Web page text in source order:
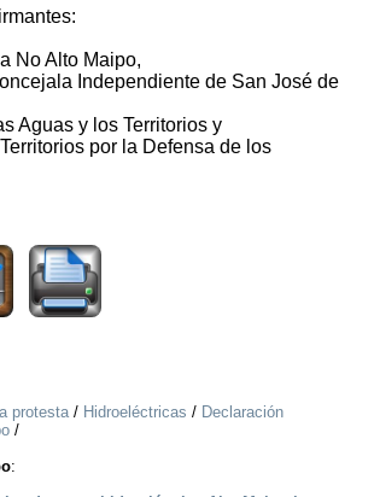
No Alto Maipo,
Independiente de San José de
Aguas y los Territorios y
por la Defensa de los
protesta/ Hidroeléctricas / Declaración
/
: